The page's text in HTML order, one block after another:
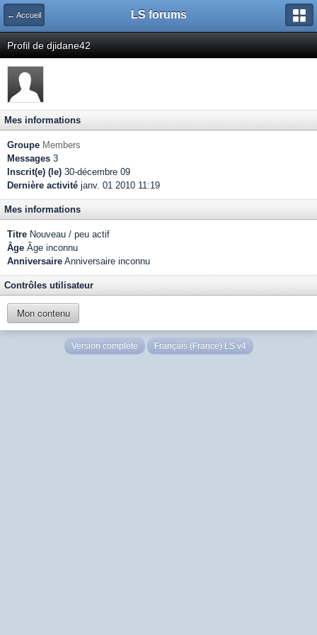
← Accueil LS forums
Profil de djidane42
Mes informations
Groupe Members
Messages 3
Inscrit(e) (le) 30-décembre 09
Dernière activité janv. 01 2010 11:19
Mes informations
Titre Nouveau / peu actif
Âge Âge inconnu
Anniversaire Anniversaire inconnu
Contrôles utilisateur
Mon contenu
Version complète Français (France) LS v4